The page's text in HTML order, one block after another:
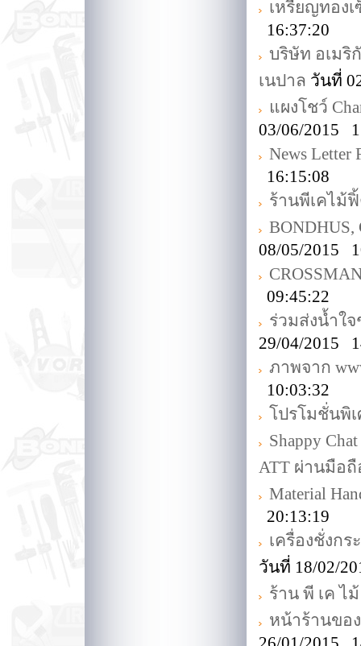
เหรียญทอง
16:37:20
บริษัท อเมริ
เนปาล วันที่
แผงโชว์
03/06/2015
News Letter
16:15:08
ร้านพีเคไม้
BONDHUS,
08/05/2015
09:45:22
ร่วมส่งน้ำใ
29/04/2015
ภาพจาก
10:03:32
โปรโมชั่นพิ
Shappy
ATT ผ่านมือถื
Material
20:13:19
เครื่องชั่งกร
วันที่ 18/02/
ร้าน พี เค ไ
หน้าร้านขอ